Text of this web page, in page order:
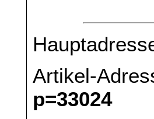
Artikel-
p=33024